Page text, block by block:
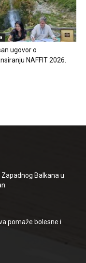
ugovor o
NAFFIT 2026.
Zapadnog Balkana u
pomaže bolesne i